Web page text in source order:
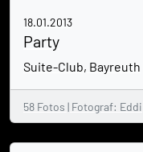
18.01.2013
Party
Suite-Club, Bayreuth
58 Fotos | Fotograf: Eddi